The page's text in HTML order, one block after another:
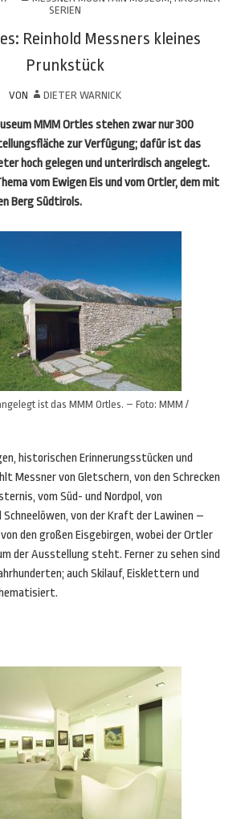
SERIEN
Reinhold Messners kleines
Prunkstück
VON DIETER WARNICK
MMM Ortles stehen zwar nur 300
zur Verfügung; dafür ist das
hoch gelegen und unterirdisch angelegt.
vom Ewigen Eis und vom Ortler, dem mit
Berg Südtirols.
ist das MMM Ortles. – Foto: MMM /
historischen Erinnerungsstücken und
Messner von Gletschern, von den Schrecken
vom Süd- und Nordpol, von
Schneelöwen, von der Kraft der Lawinen –
den großen Eisgebirgen, wobei der Ortler
der Ausstellung steht. Ferner zu sehen sind
auch Skilauf, Eisklettern und